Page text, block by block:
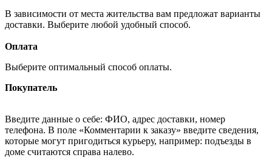
В зависимости от места жительства вам предложат варианты
доставки. Выберите любой удобный способ.
Оплата
Выберите оптимальный способ оплаты.
Покупатель
Введите данные о себе: ФИО, адрес доставки, номер
телефона. В поле «Комментарии к заказу» введите сведения,
которые могут пригодиться курьеру, например: подъезды в
доме считаются справа налево.